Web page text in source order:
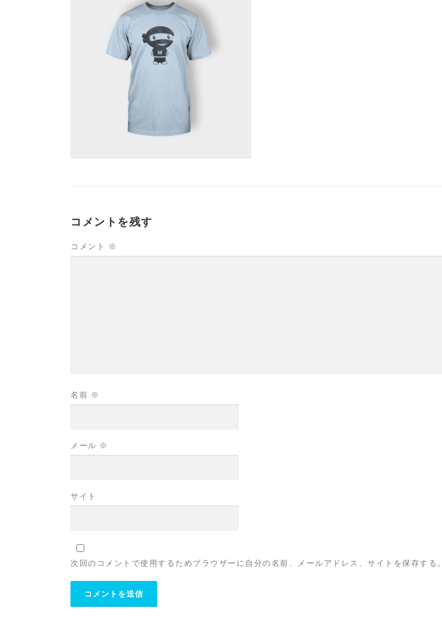
コメントを残す
コメント ※
名前 ※
メール ※
サイト
次回のコメントで使用するためブラウザーに自分の名前、メールアドレス、サイトを保存する。